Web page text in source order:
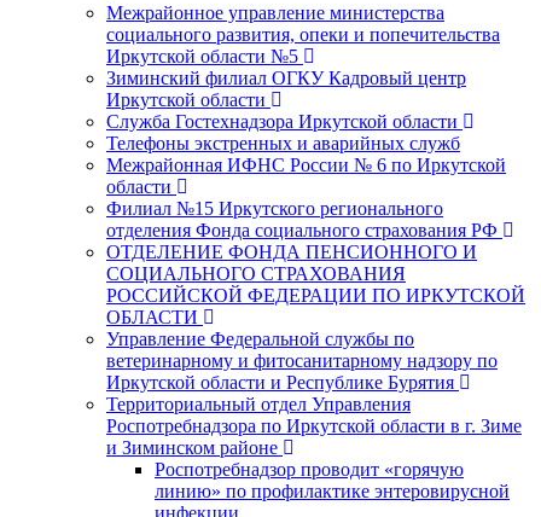
Межрайонное управление министерства
социального развития, опеки и попечительства
Иркутской области №5
Зиминский филиал ОГКУ Кадровый центр
Иркутской области
Служба Гостехнадзора Иркутской области
Телефоны экстренных и аварийных служб
Межрайонная ИФНС России № 6 по Иркутской
области
Филиал №15 Иркутского регионального
отделения Фонда социального страхования РФ
ОТДЕЛЕНИЕ ФОНДА ПЕНСИОННОГО И
СОЦИАЛЬНОГО СТРАХОВАНИЯ
РОССИЙСКОЙ ФЕДЕРАЦИИ ПО ИРКУТСКОЙ
ОБЛАСТИ
Управление Федеральной службы по
ветеринарному и фитосанитарному надзору по
Иркутской области и Республике Бурятия
Территориальный отдел Управления
Роспотребнадзора по Иркутской области в г. Зиме
и Зиминском районе
Роспотребнадзор проводит «горячую
линию» по профилактике энтеровирусной
инфекции